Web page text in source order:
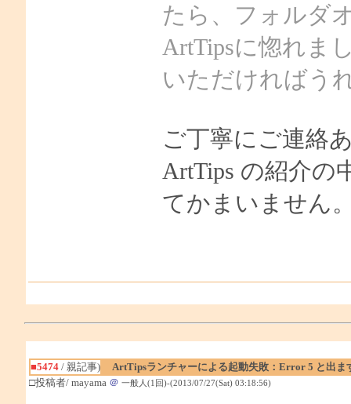
たら、フォルダ
ArtTipsに惚れま
いただければう
ご丁寧にご連絡
ArtTips の紹介の
てかまいません
■5474/ 親記事)
ArtTipsランチャーによる起動失敗：Error 5 と出ま
□投稿者/ mayama ＠ 一般人(1回)-(2013/07/27(Sat) 03:18:56)